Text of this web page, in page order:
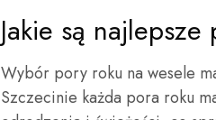
Jakie są
Wybór pory roku na wesele
Szczecinie każda pora roku